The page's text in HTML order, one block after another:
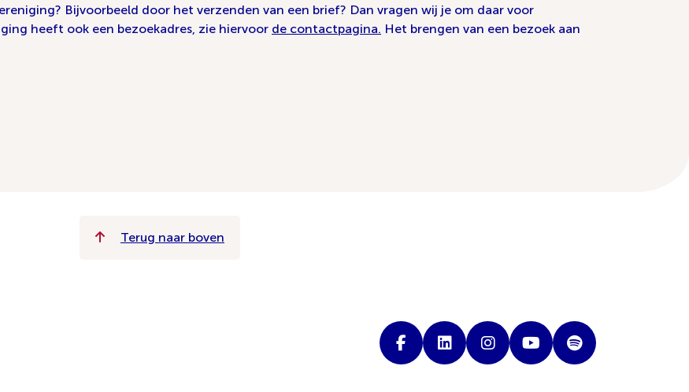
Bijvoorbeeld door het verzenden van een brief? Dan vragen wij je om daar voor
heeft ook een bezoekadres, zie hiervoor de contactpagina. Het brengen van een bezoek aan
Terug naar boven